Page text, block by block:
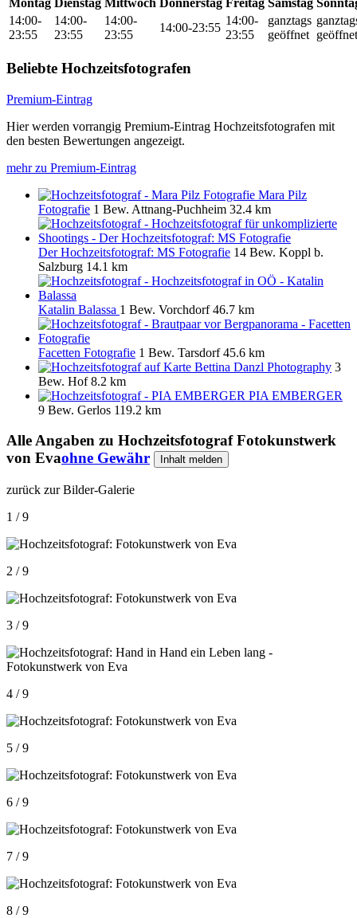
Montag Dienstag Mittwoch Donnerstag Freitag Samstag
14:00-
23:55
14:00-
23:55
14:00-
23:55
14:00-23:55
14:00-
23:55
ganztags
geöffnet geöffnet
Beliebte Hochzeitsfotografen
Premium-Eintrag
Hier werden vorrangig Premium-Eintrag Hochzeitsfotografen mit
den besten Bewertungen angezeigt.
mehr zu Premium-Eintrag
Mara Pilz
Fotografie 1 Bew. Attnang-Puchheim 32.4 km
Der Hochzeitsfotograf: MS Fotografie 14 Bew. Koppl b.
Salzburg 14.1 km
Katalin Balassa 1 Bew. Vorchdorf46.7 km
Facetten Fotografie 1 Bew. Tarsdorf 45.6 km
Bettina Danzl Photography 3
Bew. Hof 8.2 km
PIA EMBERGER
9 Bew. Gerlos 119.2 km
Alle Angaben zu Hochzeitsfotograf Fotokunstwerk
von Evaohne Gewähr Inhalt melden
zurück zur Bilder-Galerie
1 / 9
2 / 9
3 / 9
4 / 9
5 / 9
6 / 9
7 / 9
8 / 9